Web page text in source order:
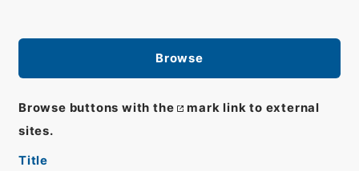
Browse
Browse buttons with the
mark link to external
sites.
Title